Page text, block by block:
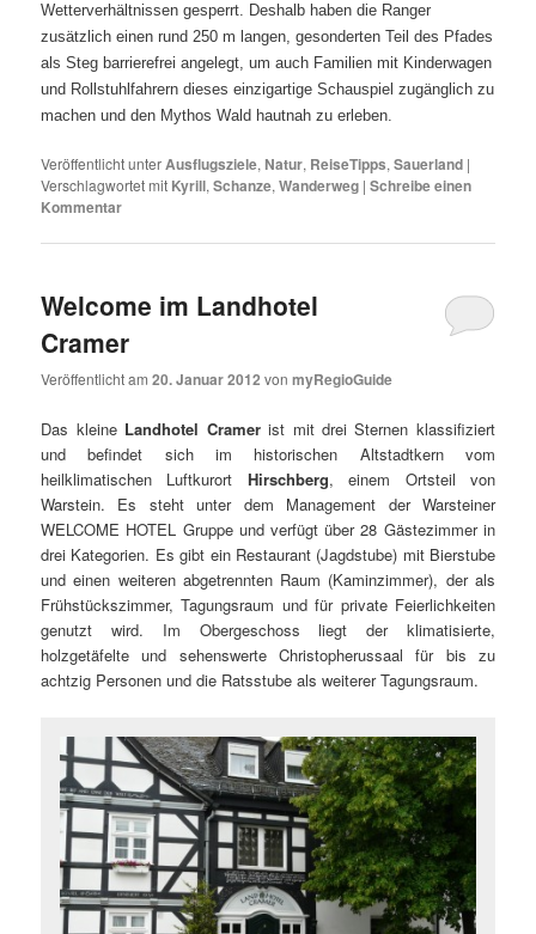
Wetterverhältnissen gesperrt. Deshalb haben die Ranger
zusätzlich einen rund 250 m langen, gesonderten Teil des Pfades
als Steg barrierefrei angelegt, um auch Familien mit Kinderwagen
und Rollstuhlfahrern dieses einzigartige Schauspiel zugänglich zu
machen und den Mythos Wald hautnah zu erleben.
Veröffentlicht unterAusflugsziele, Natur, ReiseTipps,Sauerland |
Verschlagwortet mit Kyrill,Schanze,Wanderweg |Schreibe einen
Kommentar
Welcome im Landhotel
Cramer
Veröffentlicht am20. Januar 2012 vonmyRegioGuide
Das kleineLandhotel Cramerist mit drei Sternen klassifiziert
und befindet sich im historischen Altstadtkern vom
heilklimatischen Luftkurort Hirschberg, einem Ortsteil von
Warstein. Es steht unter dem Management der Warsteiner
WELCOME HOTEL Gruppe und verfügt über 28 Gästezimmer in
drei Kategorien. Es gibt ein Restaurant (Jagdstube) mit Bierstube
und einen weiteren abgetrennten Raum (Kaminzimmer), der als
Frühstückszimmer, Tagungsraum und für private Feierlichkeiten
genutzt wird. Im Obergeschoss liegt der klimatisierte,
holzgetäfelte und sehenswerte Christopherussaal für bis zu
achtzig Personen und die Ratsstube als weiterer Tagungsraum.